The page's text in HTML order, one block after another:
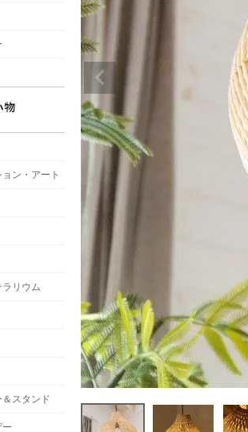
ン・アート
リウム
スタンド
ー